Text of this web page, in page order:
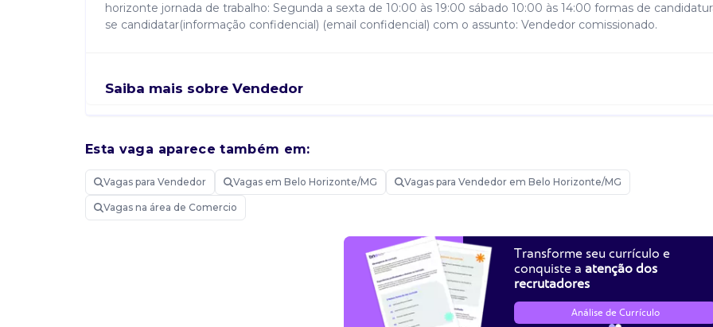
horizonte jornada de trabalho: Segunda a sexta de 10:00 às 19:00 sábado 10:00 às 14:00 formas de
se candidatar(informação confidencial) (email confidencial) com o assunto: Vendedor comissionado.
Saiba mais sobre Vendedor
Candidatar-me
Esta vaga aparece também em:
Vagas para Vendedor Vagas em Belo Horizonte/MG Vagas para Vendedor em Belo Horizonte/MG
Vagas na área de Comercio
Transforme seu currículo e
conquiste a atenção dos
recrutadores
Análise de Currículo